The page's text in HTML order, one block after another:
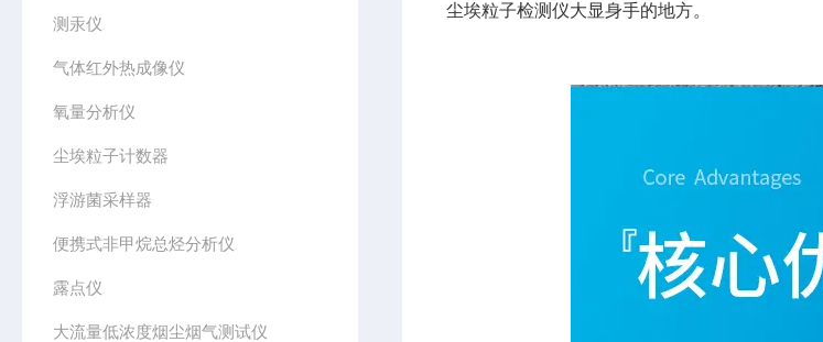
测汞仪
气体红外热成像仪
氧量分析仪
尘埃粒子计数器
浮游菌采样器
便携式非甲烷总烃分析仪
露点仪
大流量低浓度烟尘烟气测试仪
尘埃粒子检测仪大显身手的地方。